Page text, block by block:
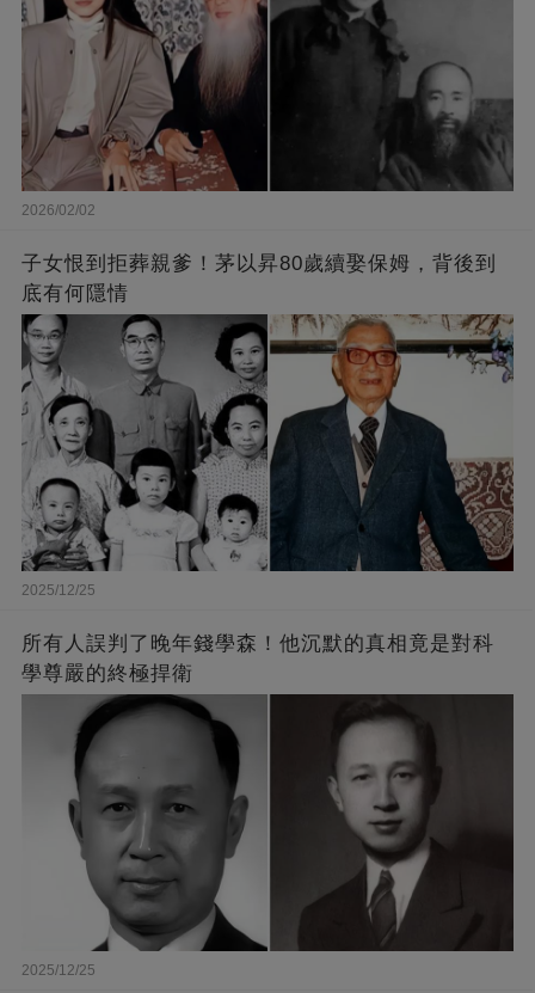
2026/02/02
子女恨到拒葬親爹！茅以昇80歲續娶保姆，背後到
底有何隱情
2025/12/25
所有人誤判了晚年錢學森！他沉默的真相竟是對科
學尊嚴的終極捍衛
2025/12/25